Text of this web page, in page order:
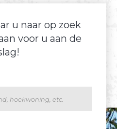
u naar op zoek
voor u aan de